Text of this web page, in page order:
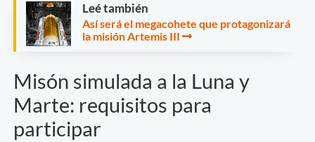
Leé también
Así será el megacohete que protagonizará
la misión Artemis III
Misón simulada a la Luna y
Marte: requisitos para
participar